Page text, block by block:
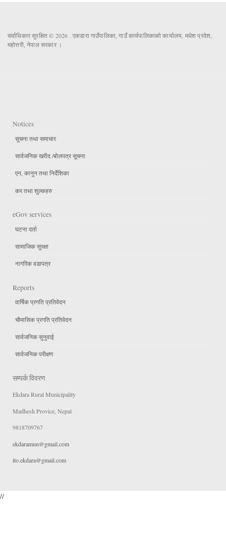
सर्वाधिकार सुरक्षित © 2026 . एकडारा गाउँपालिका, गाउँ कार्यपालिकाको कार्यालय, मधेश प्रदेश,
महोत्तरी, नेपाल सरकार ।
Notices
सूचना तथा समाचार
सार्वजनिक खरीद /बोलपत्र सूचना
एन, कानुन तथा निर्देशिका
कर तथा शुल्कहरु
eGov services
घटना दर्ता
सामाजिक सुरक्षा
नागरिक वडापत्र
Reports
वार्षिक प्रगति प्रतिवेदन
चौमासिक प्रगति प्रतिवेदन
सार्वजनिक सुनुवाई
सार्वजनिक परीक्षण
सम्पर्क विवरण
Ekdara Rural Municipality
Madhesh Provice, Nepal
9818709767
ekdaramun@gmail.com
ito.ekdara@gmail.com
//